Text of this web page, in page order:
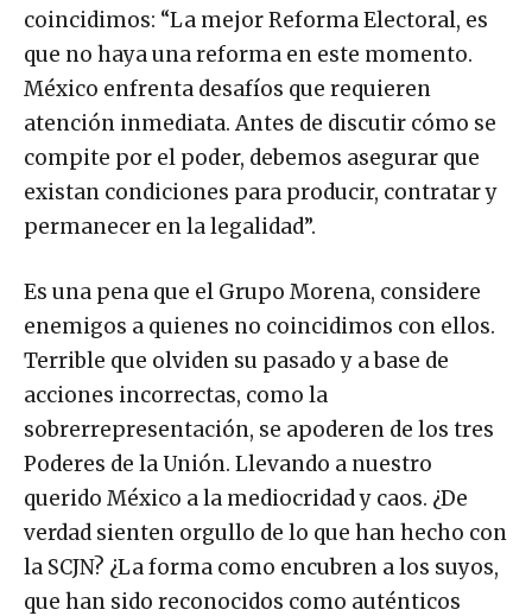
coincidimos: “La mejor Reforma Electoral, es
que no haya una reforma en este momento.
México enfrenta desafíos que requieren
atención inmediata. Antes de discutir cómo se
compite por el poder, debemos asegurar que
existan condiciones para producir, contratar y
permanecer en la legalidad”.
Es una pena que el Grupo Morena, considere
enemigos a quienes no coincidimos con ellos.
Terrible que olviden su pasado y a base de
acciones incorrectas, como la
sobrerrepresentación, se apoderen de los tres
Poderes de la Unión. Llevando a nuestro
querido México a la mediocridad y caos. ¿De
verdad sienten orgullo de lo que han hecho con
la SCJN? ¿La forma como encubren a los suyos,
que han sido reconocidos como auténticos